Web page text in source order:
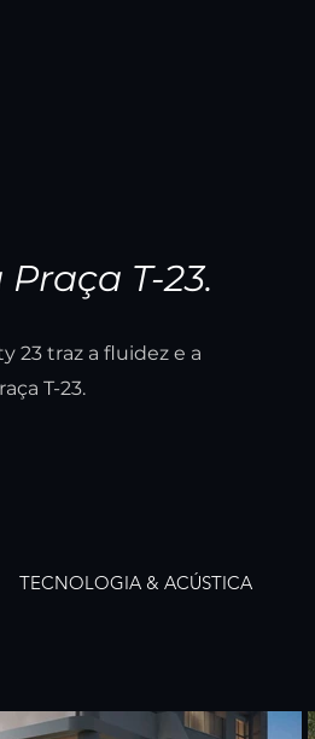
T-23.
23 traz a fluidez e a
T-23.
TECNOLOGIA & ACÚSTICA